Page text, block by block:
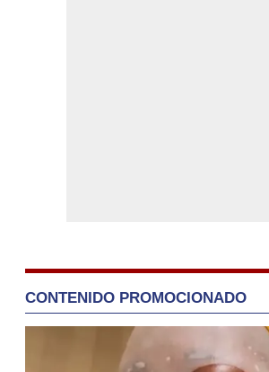
CONTENIDO PROMOCIONADO